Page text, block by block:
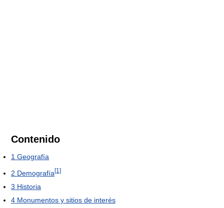
Contenido
1 Geografía
2 Demografía[1]
3 Historia
4 Monumentos y sitios de interés